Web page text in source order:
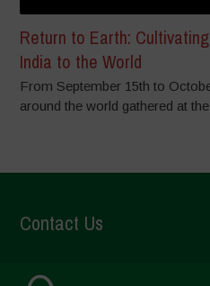
Return to Earth:
India to the World
From September 15th to
around the world gathered at
Contact Us